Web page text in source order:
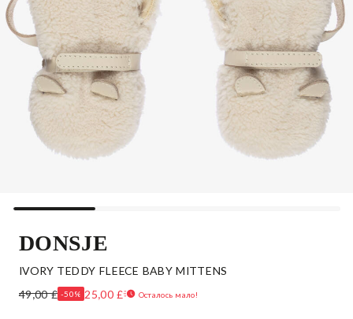
DONSJE
IVORY TEDDY FLEECE BABY MITTENS
49,00 £ -50% 25,00 £ Осталось мало!